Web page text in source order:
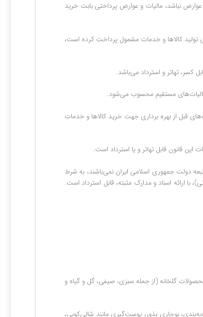
نباشد، مالیات و عوارض پرداختی بابت خرید
تولید کالاها و خدمات مشمول پرداخت کرده است،
را که در دوره‌های قبل از بهره برداری جهت خرید کالاها و خدمات
دولت جمهوری اسلامی ایران نمی‌باشند، به ‏شرط
ارائه اسناد و مدارک مثبته، قابل استرداد است.
گلخانه (از جمله سبزی، صیفی، گل و گیاه و
بوجاری بذور، پوست‌گیری مانند شالی‌کوبی،